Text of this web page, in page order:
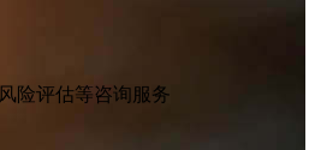
险评估等咨询服务